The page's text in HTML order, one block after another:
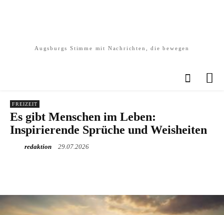
Augsburgs Stimme mit Nachrichten, die bewegen
FREIZEIT
Es gibt Menschen im Leben:
Inspirierende Sprüche und Weisheiten
redaktion 29.07.2026